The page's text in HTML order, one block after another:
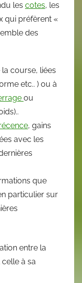
les cotes, les
qui préfèrent «
des
course, liées
etc.. ) ou à
ou
, gains
avec les
que
particulier sur
entre la
à sa